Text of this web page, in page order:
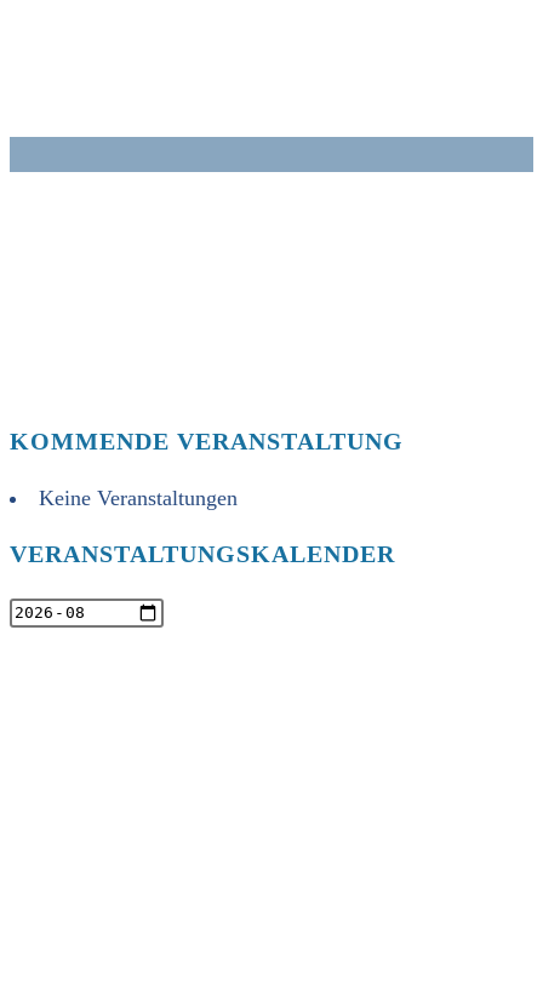
KOMMENDE VERANSTALTUNG
Keine Veranstaltungen
VERANSTALTUNGSKALENDER